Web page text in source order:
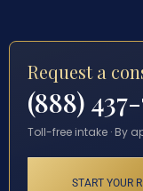
Request a
(888)
Toll-free intake · By
START YOUR